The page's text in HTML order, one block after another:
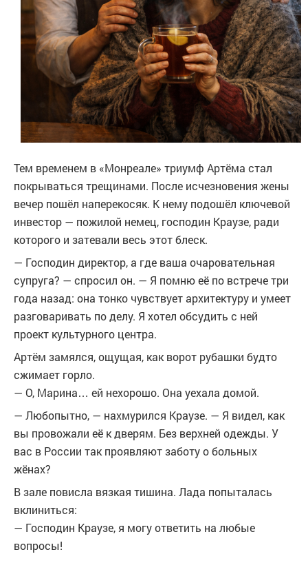
Тем временем в «Монреале» триумф Артёма стал
покрываться трещинами. После исчезновения жены
вечер пошёл наперекосяк. К нему подошёл ключевой
инвестор — пожилой немец, господин Краузе, ради
которого и затевали весь этот блеск.
— Господин директор, а где ваша очаровательная
супруга? — спросил он. — Я помню её по встрече три
года назад: она тонко чувствует архитектуру и умеет
разговаривать по делу. Я хотел обсудить с ней
проект культурного центра.
Артём замялся, ощущая, как ворот рубашки будто
сжимает горло.
— О, Марина… ей нехорошо. Она уехала домой.
— Любопытно, — нахмурился Краузе. — Я видел, как
вы провожали её к дверям. Без верхней одежды. У
вас в России так проявляют заботу о больных
жёнах?
В зале повисла вязкая тишина. Лада попыталась
вклиниться:
— Господин Краузе, я могу ответить на любые
вопросы!